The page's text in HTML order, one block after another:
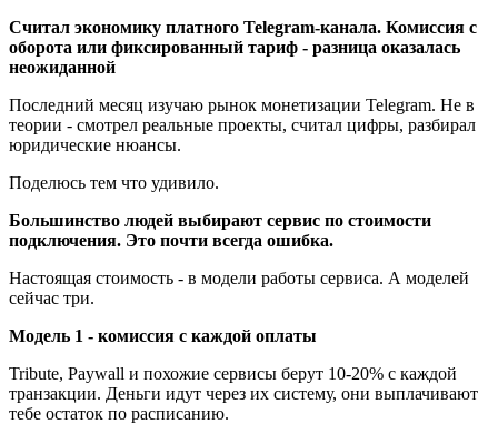
Считал экономику платного Telegram-канала. Комиссия с
оборота или фиксированный тариф - разница оказалась
неожиданной
Последний месяц изучаю рынок монетизации Telegram. Не в
теории - смотрел реальные проекты, считал цифры, разбирал
юридические нюансы.
Поделюсь тем что удивило.
Большинство людей выбирают сервис по стоимости
подключения. Это почти всегда ошибка.
Настоящая стоимость - в модели работы сервиса. А моделей
сейчас три.
Модель 1 - комиссия с каждой оплаты
Tribute, Paywall и похожие сервисы берут 10-20% с каждой
транзакции. Деньги идут через их систему, они выплачивают
тебе остаток по расписанию.